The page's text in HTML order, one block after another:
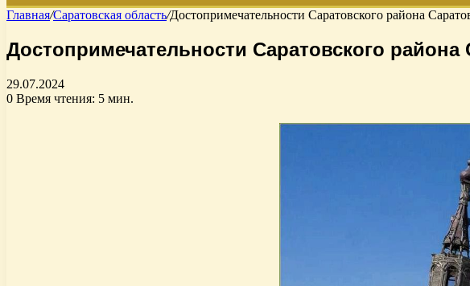
Главная/Саратовская область/Достопримечательности Саратовского района
Достопримечательности Саратовского района
29.07.2024
0 Время чтения: 5 мин.